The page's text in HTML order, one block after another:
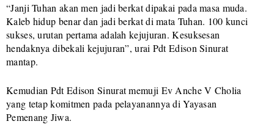
“Janji Tuhan akan men jadi berkat dipakai pada masa muda.
Kaleb hidup benar dan jadi berkat di mata Tuhan. 100 kunci
sukses, urutan pertama adalah kejujuran. Kesuksesan
hendaknya dibekali kejujuran”, urai Pdt Edison Sinurat
mantap.
Kemudian Pdt Edison Sinurat memuji Ev Anche V Cholia
yang tetap komitmen pada pelayanannya di Yayasan
Pemenang Jiwa.